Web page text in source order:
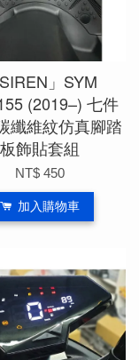
SIREN」SYM
(2019–) 七件
纖維紋仿真腳踏
板飾貼套組
NT$ 450
加入購物車